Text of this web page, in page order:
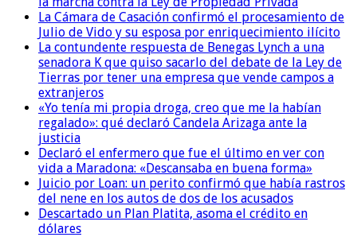
La Cámara de Casación confirmó el procesamiento de
Julio de Vido y su esposa por enriquecimiento ilícito
La contundente respuesta de Benegas Lynch a una
senadora K que quiso sacarlo del debate de la Ley de
Tierras por tener una empresa que vende campos a
extranjeros
«Yo tenía mi propia droga, creo que me la habían
regalado»: qué declaró Candela Arizaga ante la
justicia
Declaró el enfermero que fue el último en ver con
vida a Maradona: «Descansaba en buena forma»
Juicio por Loan: un perito confirmó que había rastros
del nene en los autos de dos de los acusados
Descartado un Plan Platita, asoma el crédito en
dólares